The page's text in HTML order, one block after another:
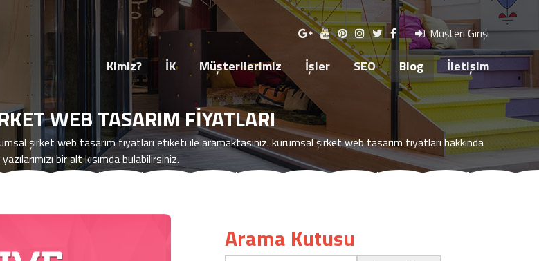
HAKKIMIZDA İK MARKALARIMIZ BLOG İLETİŞİM Müşteri Girişi
Kimiz? İK Müşterilerimiz İşler SEO Blog İletişim
WEB TASARIM FIYATLARI
şirket web tasarım fiyatları etiketi ile aramaktasınız. kurumsal şirket web tasarım fiyatları hakkında
bir alt kısımda bulabilirsiniz.
hizmetlerimiz ile ilgili daha fazla bilgi edinmek ya da projelerinizi hayata geçirmek isterseniz lütfen
Arama Kutusu